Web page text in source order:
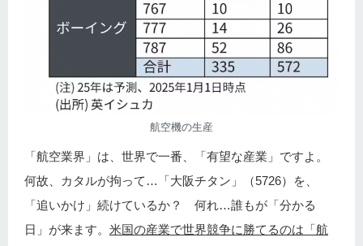
航空機の生産
「航空業界」は、世界で一番、「有望な産業」ですよ。
何故、カタルが拘って…「大阪チタン」（5726）を、
「追いかけ」続けているか？ 何れ…誰もが「分かる
日」が来ます。 米国の産業で世界競争に勝てるのは「航